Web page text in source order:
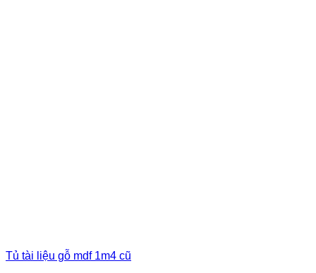
Tủ tài liệu gỗ mdf 1m4 cũ